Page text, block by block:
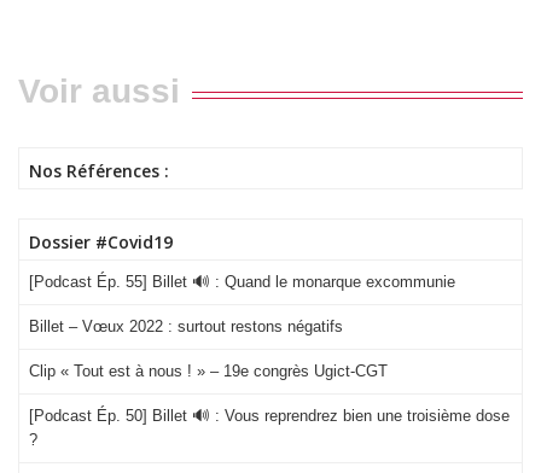
Voir aussi
Nos Références :
Dossier #Covid19
[Podcast Ép. 55] Billet 🔊 : Quand le monarque excommunie
Billet – Vœux 2022 : surtout restons négatifs
Clip « Tout est à nous ! » – 19e congrès Ugict-CGT
[Podcast Ép. 50] Billet 🔊 : Vous reprendrez bien une troisième dose
?